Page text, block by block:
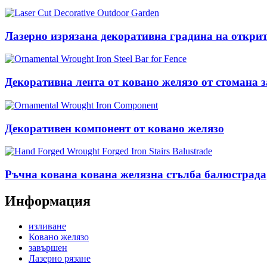
Лазерно изрязана декоративна градина на
Декоративна лента от ковано желязо от стомана
Декоративен компонент от ковано желязо
Ръчна кована кована желязна стълба балюстрада
Информация
изливане
Ковано желязо
завършен
Лазерно рязане